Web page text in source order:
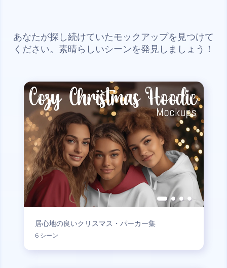
あなたが探し続けていたモックアップを見つけて
ください。素晴らしいシーンを発見しましょう！
居心地の良いクリスマス・パーカー集
6 シーン